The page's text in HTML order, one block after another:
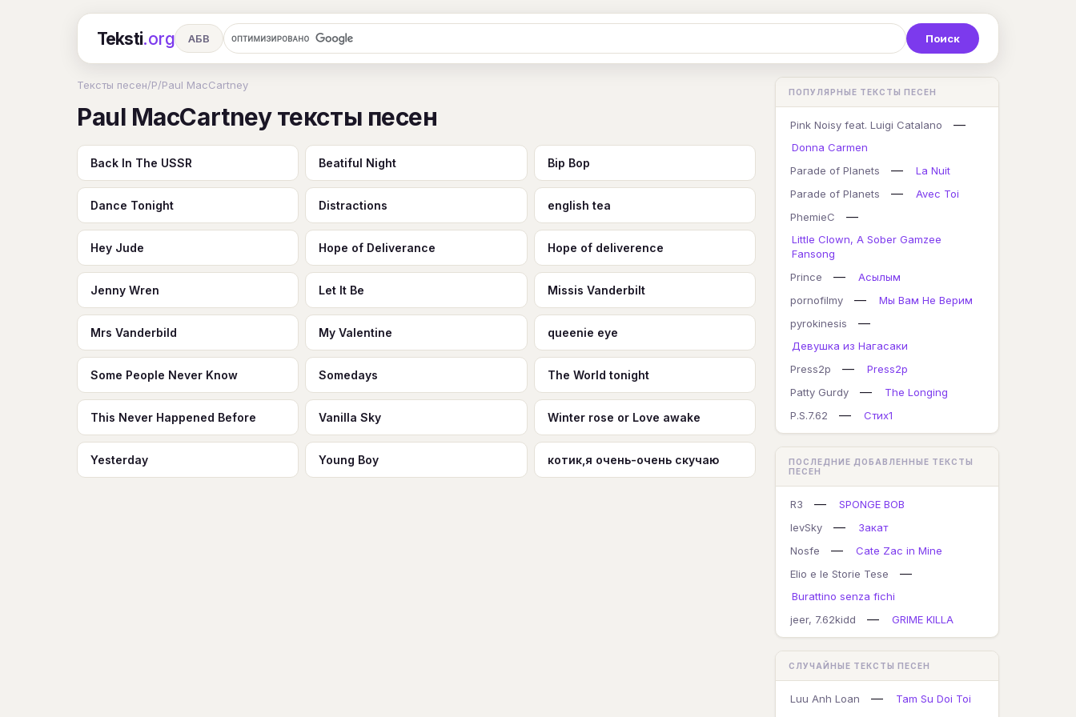
Teksti.org АБВ
С Т У Ф Х Ц
Ч Ш Э Ю Я En A B C L M N O P Q
Тексты песен/P/Paul MacCartney
Paul MacCartney тексты песен
Back In The USSR Beatiful Night Bip Bop
Dance Tonight Distractions english tea
Hey Jude Hope of Deliverance Hope of deliverence
Jenny Wren Let It Be Missis Vanderbilt
Mrs Vanderbild My Valentine queenie eye
Some People Never Know Somedays The World tonight
This Never Happened Before Vanilla Sky Winter rose or Love awake
Yesterday Young Boy котик,я очень-очень скучаю
ПОПУЛЯРНЫЕ ТЕКСТЫ ПЕСЕН
Pink Noisy feat. Luigi Catalano —
Donna Carmen
Parade of Planets
—
La Nuit
Parade of Planets
—
Avec Toi
PhemieC
—
Little Clown, A Sober Gamzee
Fansong
Prince
—
Асылым
pornofilmy
—
Мы Вам Не Верим
pyrokinesis
—
Девушка из Нагасаки
Press2p
—
Press2p
Patty Gurdy
—
The Longing
P.S.7.62
— Стих1
ПОСЛЕДНИЕ ДОБАВЛЕННЫЕ ТЕКСТЫ
ПЕСЕН
R3 —
SPONGE BOB
IevSky
—
Закат
Nosfe
—
Cate Zac in Mine
Elio e le Storie Tese
—
Burattino senza fichi
jeer, 7.62kidd
— GRIME KILLA
СЛУЧАЙНЫЕ ТЕКСТЫ ПЕСЕН
Luu Anh Loan —
Tam Su Doi Toi